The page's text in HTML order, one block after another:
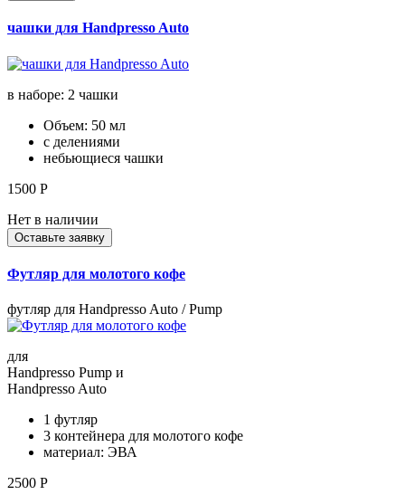
чашки для Handpresso Auto
в наборе: 2 чашки
Объем: 50 мл
с делениями
небьющиеся чашки
1500 Р
Нет в наличии
Оставьте заявку
Футляр для молотого кофе
футляр для Handpresso Auto / Pump
для
Handpresso Pump и
Handpresso Auto
1 футляр
3 контейнера для молотого кофе
материал: ЭВА
2500 Р